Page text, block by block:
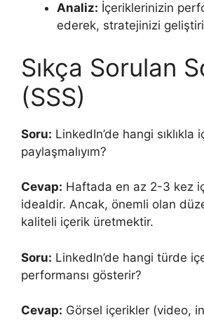
Analiz: İçeriklerinizin
ederek, stratejinizi
Sıkça Sorulan
(SSS)
Soru: LinkedIn’de hangi sıklıkla
paylaşmalıyım?
Cevap: Haftada en az 2-3 kez
idealdir. Ancak, önemli olan
kaliteli içerik üretmektir.
Soru: LinkedIn’de hangi türde
performansı gösterir?
Cevap: Görsel içerikler (video,